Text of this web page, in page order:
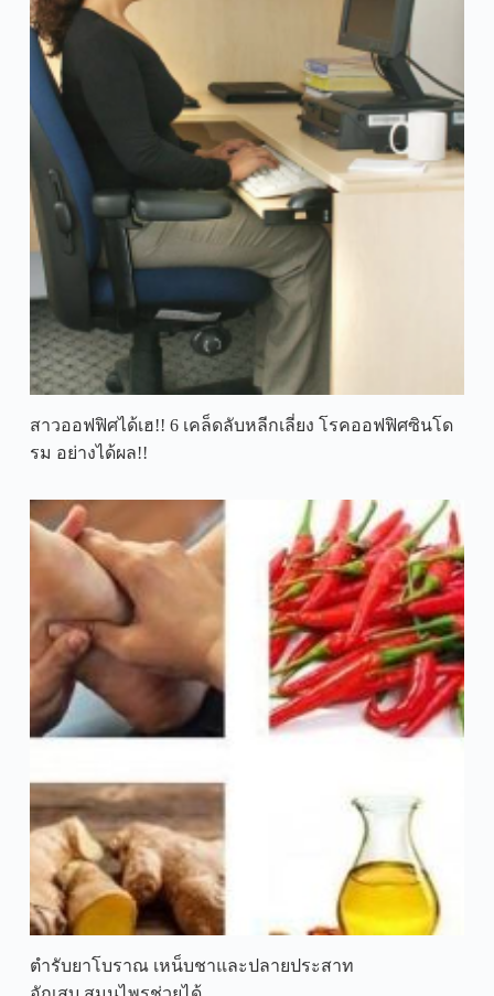
สาวออฟฟิศได้เฮ!! 6 เคล็ดลับหลีกเลี่ยง โรคออฟฟิศซินโด
รม อย่างได้ผล!!
ตำรับยาโบราณ เหน็บชาและปลายประสาท